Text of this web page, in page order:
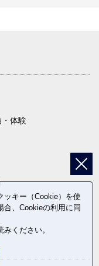
体験
ッキー（Cookie）を使
合、Cookieの利用に同
みください。